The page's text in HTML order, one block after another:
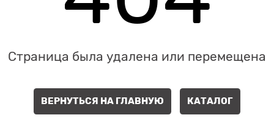
Страница была удалена или перемещена
ВЕРНУТЬСЯ НА ГЛАВНУЮ КАТАЛОГ